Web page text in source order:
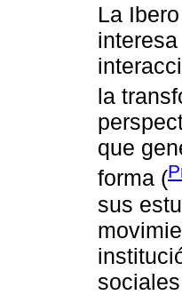
La
la
que
forma (
sus